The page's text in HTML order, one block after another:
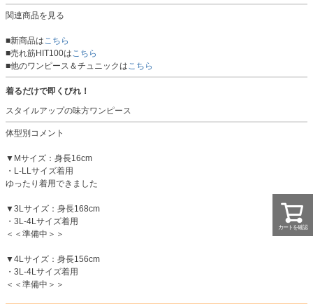
関連商品を見る
■新商品はこちら
■売れ筋HIT100はこちら
■他のワンピース＆チュニックはこちら
着るだけで即くびれ！
スタイルアップの味方ワンピース
体型別コメント
▼Mサイズ：身長16cm
・L-LLサイズ着用
ゆったり着用できました
▼3Lサイズ：身長168cm
・3L-4Lサイズ着用
＜＜準備中＞＞
▼4Lサイズ：身長156cm
・3L-4Lサイズ着用
＜＜準備中＞＞
カートを確認